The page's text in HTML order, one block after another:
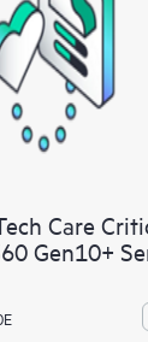
Care
Gen10+